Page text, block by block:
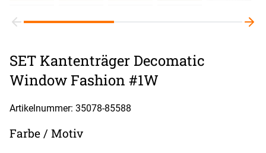
SET Kantenträger Decomatic
Window Fashion #1W
Artikelnummer: 35078-85588
Farbe / Motiv